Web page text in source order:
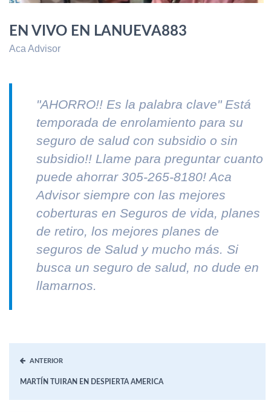
EN VIVO EN LANUEVA883
Aca Advisor
"AHORRO!! Es la palabra clave" Está
temporada de enrolamiento para su
seguro de salud con subsidio o sin
subsidio!! Llame para preguntar cuanto
puede ahorrar 305-265-8180! Aca
Advisor siempre con las mejores
coberturas en Seguros de vida, planes
de retiro, los mejores planes de
seguros de Salud y mucho más. Si
busca un seguro de salud, no dude en
llamarnos.
ANTERIOR
MARTÍN TUIRAN EN DESPIERTA AMERICA